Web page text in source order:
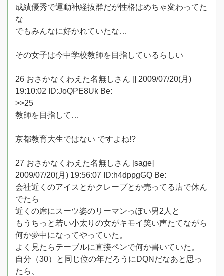
成績優秀で運動神経抜群だが性格はめちゃ変わってた
な
でもみんなに好かれていたな…
その女子は今中学校教師を目指しているらしい
26 おさかなくわえた名無しさん [] 2009/07/20(月)
19:10:02 ID:JoQPE8Uk Be:
>>25
教師を目指して…
京都教育大生ではない ですよね!?
27 おさかなくわえた名無しさん [sage]
2009/07/20(月) 19:56:07 ID:h4dppgGQ Be:
会社近くのアイスとかクレープとか売ってる店で休ん
でたら
近くの席にスーツ姿のリーマンっぽい男2人と
もうちっと若い小太りの女がキモイ笑い声たてながら
何か夢中になってやっていた。
よく見たらテーブルに直接ペンで何か書いていた。
自分（30）と同じ位の年だろうにDQNだなあと思っ
たら、